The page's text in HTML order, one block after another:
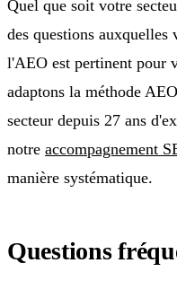
Quel que soit votre
des questions auxquelles
l'AEO est pertinent pour
adaptons la méthode
secteur depuis 27 ans
notre accompagnement
manière systématique.
Questions